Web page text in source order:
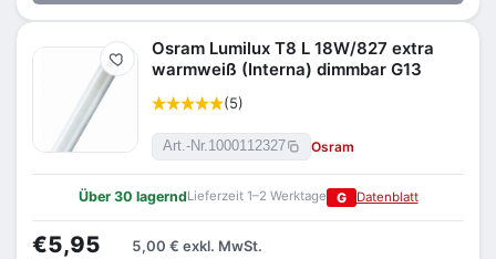
Merken
Osram Lumilux T8 L 18W/827 extra
warmweiß (Interna) dimmbar G13
(5)
Art.-Nr.1000112327 Osram
Über 30 lagerndLieferzeit 1–2 Werktage G Datenblatt
€5,95 5,00 € exkl. MwSt.